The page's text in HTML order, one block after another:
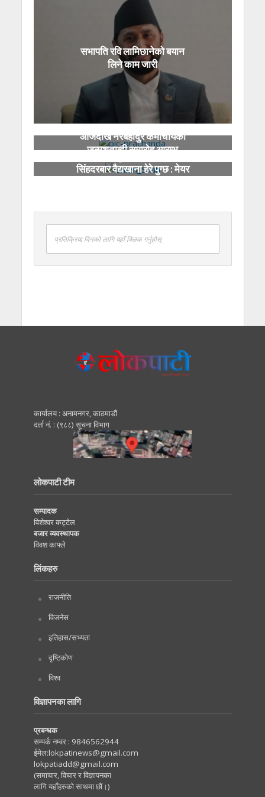
सभापति रवि लामिछानेको बयान
लिने काम जारी
आजदेखि नरबहादुर कर्माचार्यको
जन्मशताब्दी समारोह आरम्भ
सिंहदरबार वैद्यखाना हेरे पुग्छ : मेयर
प्रतिक्रिया दिनको लागि यहाँ क्लिक गर्नुहोस्
कार्यालय : अनामनगर, काठमाडाैं
दर्ता नं. : (९८८) सूचना विभाग
लोकपाटी टीम
सम्पादक
विशेश्वर कट्टेल
बजार व्यवस्थापक
विवश काफ्ले
लिंकहरु
राजनीति
विजनेस
इतिहास/सभ्यता
दृष्टिकोण
विश्व
विज्ञापनका लागि
प्रबन्धक
सम्पर्क नम्वर : 9846562944
ईमेल:lokpatinews@gmail.com
lokpatiadd@gmail.com
(समाचार, विचार र विज्ञापनका
लागि यहाँहरुको साथमा छौं।)